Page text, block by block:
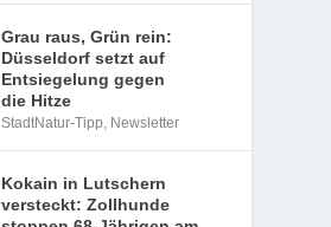
Grau raus, Grün rein:
Düsseldorf setzt auf
Entsiegelung gegen
die Hitze
StadtNatur-Tipp, Newsletter
Kokain in Lutschern
versteckt: Zollhunde